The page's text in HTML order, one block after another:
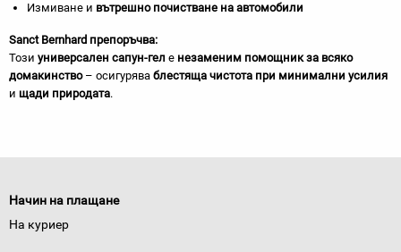
Измиване и вътрешно почистване на автомобили
Sanct Bernhard препоръчва:
Този универсален сапун-гел е незаменим помощник за всяко
домакинство– осигурява блестяща чистота при минимални усилия
и щади природата.
Начин на плащане
На куриер